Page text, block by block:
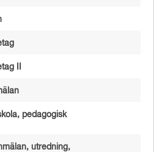
II
pedagogisk
utredning,